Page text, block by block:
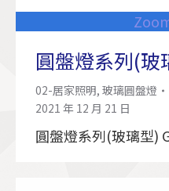
圓盤燈系列(玻
02-居家照明, 玻璃圓盤燈
2021 年 12 月 21 日
圓盤燈系列(玻璃型)